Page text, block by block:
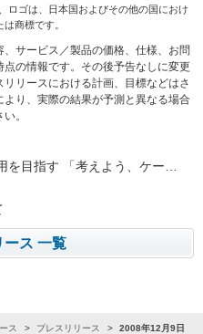
ロゴは、日本国およびその他の国におけ
商標です。
サービス／製品の価格、仕様、お問
の情報です。その後予告なしに変更
リースにおける計画、目標などはさ
り、実際の結果が予測と異なる場合
。
を目指す 「考えよう、ケー…
ース 一覧
ス プレスリリース 2008年12月9日